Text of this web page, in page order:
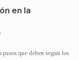
en la
que deben seguir los